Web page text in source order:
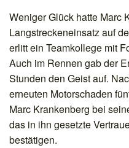
Weniger Glück hatte Marc
Langstreckeneinsatz auf
erlitt ein Teamkollege mit
Auch im Rennen gab der
Stunden den Geist auf.
erneuten Motorschaden
Marc Krankenberg bei
das in ihn gesetzte
bestätigen.